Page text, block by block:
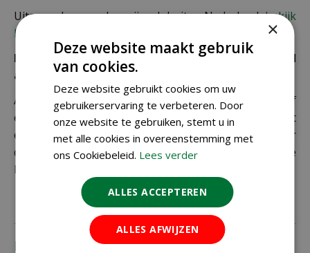
Uiteraard verzenden wij ook buiten Nederland,bekijk
hier de verzendkosten.
Let op: extra kosten bij niet ophalen of verkeerd
adres
Als je je pakket niet ophaalt bij een PostNL-punt of
een verkeerd afleveradres invult, zijn wij genoodzaakt
extra kosten in rekening te brengen. Controleer
daarom altijd goed je adresgegevens voordat je je
bestelling plaatst.
Recensies
×
Deze website maakt gebruik
van cookies.
Deze website gebruikt cookies om uw
gebruikerservaring te verbeteren. Door
onze website te gebruiken, stemt u in
met alle cookies in overeenstemming met
ons Cookiebeleid. Lees verder
ALLES ACCEPTEREN
ALLES AFWIJZEN